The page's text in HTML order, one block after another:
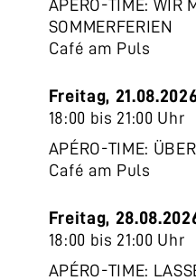
APÉRO-TIME: WIR
SOMMERFERIEN
Café am Puls
Freitag,
18:00 bis 21:00 Uhr
APÉRO-TIME:
Café am Puls
Freitag,
18:00 bis 21:00 Uhr
APÉRO-TIME: